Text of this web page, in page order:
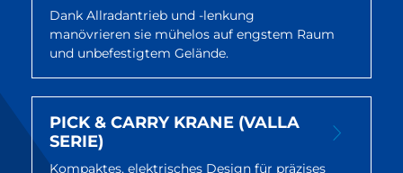
Dank Allradantrieb und -lenkung
manövrieren sie mühelos auf engstem Raum
und unbefestigtem Gelände.
PICK & CARRY KRANE (VALLA
SERIE)
Kompaktes, elektrisches Design für präzises